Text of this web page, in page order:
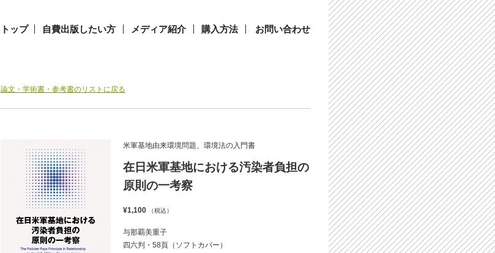
トップ 自費出版したい方 メディア紹介 購入方法 お問い合わせ
論文・学術書・参考書のリストに戻る
米軍基地由来環境問題、環境法の入門書
在日米軍基地における汚染者負担の
原則の一考察
¥1,100 （税込）
与那覇美重子
四六判・58頁（ソフトカバー）